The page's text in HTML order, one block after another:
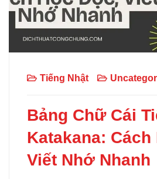
Tiếng Nhật
Bảng Chữ Cái
Katakana:
Viết Nhớ Nhanh